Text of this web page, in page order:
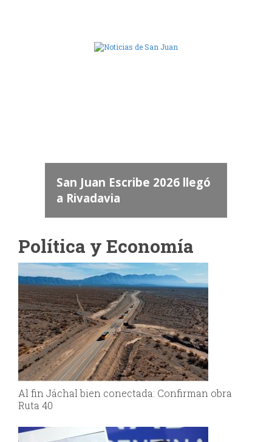
San Juan Escribe 2026 llegó
a Rivadavia
Política y Economía
Al fin Jáchal bien conectada: Confirman obra
Ruta 40